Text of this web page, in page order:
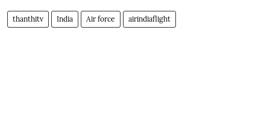
thanthitv India Air force airindiaflight